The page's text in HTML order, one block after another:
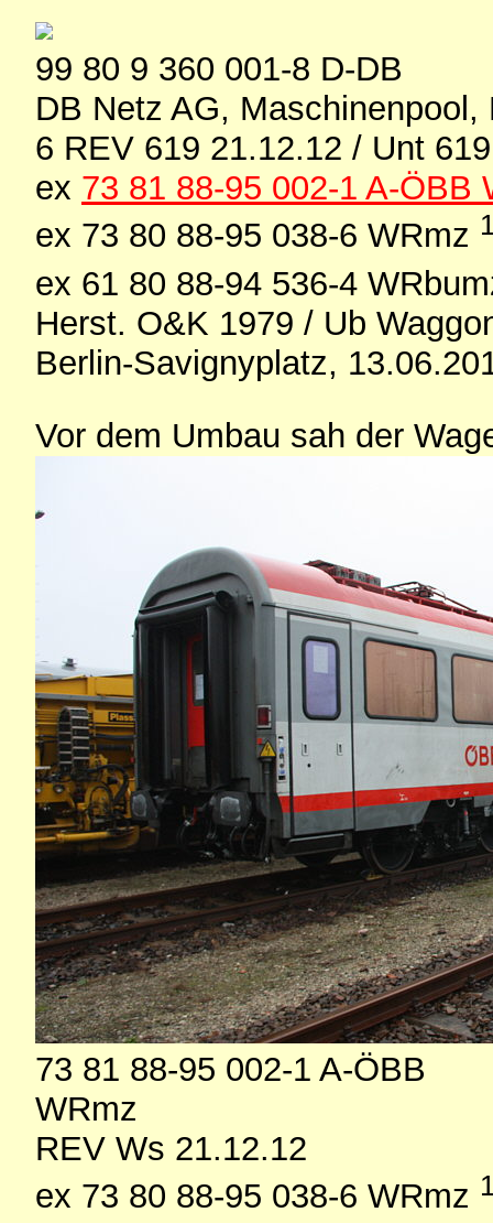
99 80 9 360 001-8 D-DB
DB Netz AG, Maschinenpool,
6 REV 619 21.12.12 / Unt
ex 73 81 88-95 002-1 A-ÖBB
ex 73 80 88-95 038-6 WRmz
ex 61 80 88-94 536-4
Herst. O&K 1979 / Ub
Berlin-Savignyplatz,
Vor dem Umbau sah der
73 81 88-95 002-1 A-ÖBB
WRmz
REV Ws 21.12.12
ex 73 80 88-95 038-6 WRmz